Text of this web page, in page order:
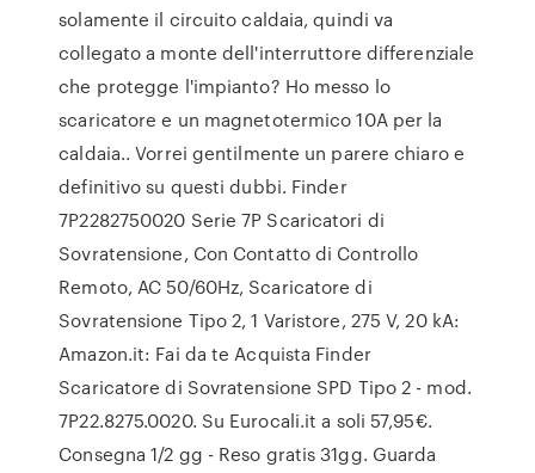
solamente il circuito caldaia, quindi va
collegato a monte dell'interruttore differenziale
che protegge l'impianto? Ho messo lo
scaricatore e un magnetotermico 10A per la
caldaia.. Vorrei gentilmente un parere chiaro e
definitivo su questi dubbi. Finder
7P2282750020 Serie 7P Scaricatori di
Sovratensione, Con Contatto di Controllo
Remoto, AC 50/60Hz, Scaricatore di
Sovratensione Tipo 2, 1 Varistore, 275 V, 20 kA:
Amazon.it: Fai da te Acquista Finder
Scaricatore di Sovratensione SPD Tipo 2 - mod.
7P22.8275.0020. Su Eurocali.it a soli 57,95€.
Consegna 1/2 gg - Reso gratis 31gg. Guarda